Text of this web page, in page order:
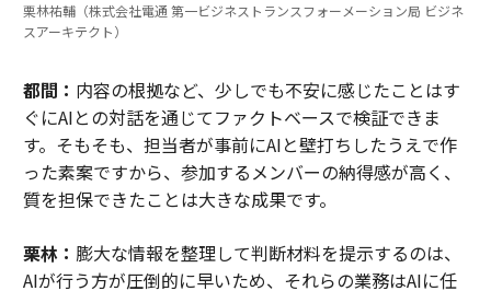
栗林祐輔（株式会社電通 第一ビジネストランスフォーメーション局 ビジネ
スアーキテクト）
都間： 内容の根拠など、少しでも不安に感じたことはす
ぐにAIとの対話を通じてファクトベースで検証できま
す。そもそも、担当者が事前にAIと壁打ちしたうえで作
った素案ですから、参加するメンバーの納得感が高く、
質を担保できたことは大きな成果です。
栗林： 膨大な情報を整理して判断材料を提示するのは、
AIが行う方が圧倒的に早いため、それらの業務はAIに任